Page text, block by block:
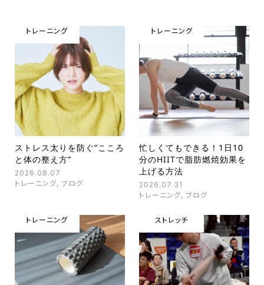
トレーニング
ストレス太りを防ぐ“こころ
と体の整え方”
2026.08.07
トレーニング, ブログ
トレーニング
忙しくてもできる！1日10
分のHIITで脂肪燃焼効果を
上げる方法
2026.07.31
トレーニング,ブログ
トレーニング ストレッチ